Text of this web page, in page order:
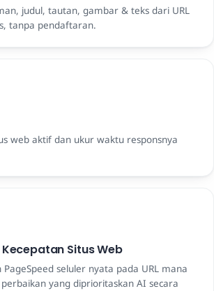
judul, tautan, gambar & teks dari URL
tanpa pendaftaran.
web aktif dan ukur waktu responsnya
Situs Web
PageSpeed ​​seluler nyata pada URL mana
yang diprioritaskan AI secara